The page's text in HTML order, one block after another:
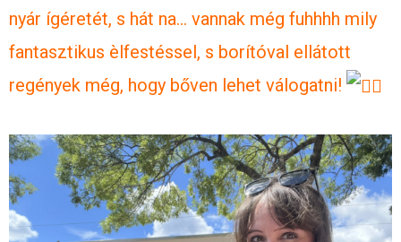
nyár ígéretét, s hát na… vannak még fuhhhh mily
fantasztikus èlfestéssel, s borítóval ellátott
regények még, hogy bőven lehet válogatni!